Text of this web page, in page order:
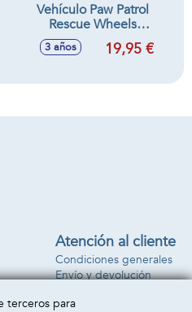
Vehículo Paw Patrol
Rescue Wheels
22,86x22,86x9,53
cm - Modelos
3 años 19,95 €
Atención al cliente
Condiciones generales
Envío y devolución
terceros para